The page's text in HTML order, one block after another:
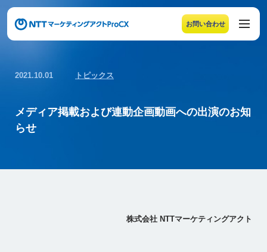
お問い合わせ
メニューの末尾です。Escape キーでメニューを閉じるこ
2021.10.01 トピックス
メディア掲載および連動企画動画への出演のお知
らせ
株式会社 NTTマーケティングアクト